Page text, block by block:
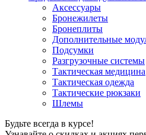
Аксессуары
Бронежилеты
Бронеплиты
Дополнительные
Подсумки
Разгрузочные системы
Тактическая медицина
Тактическая одежда
Тактические рюкзаки
Шлемы
Будьте всегда в курсе!